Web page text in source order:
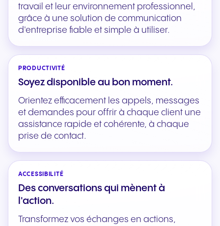
travail et leur environnement professionnel,
grâce à une solution de communication
d'entreprise fiable et simple à utiliser.
PRODUCTIVITÉ
Soyez disponible au bon moment.
Orientez efficacement les appels, messages
et demandes pour offrir à chaque client une
assistance rapide et cohérente, à chaque
prise de contact.
ACCESSIBILITÉ
Des conversations qui mènent à
l'action.
Transformez vos échanges en actions,